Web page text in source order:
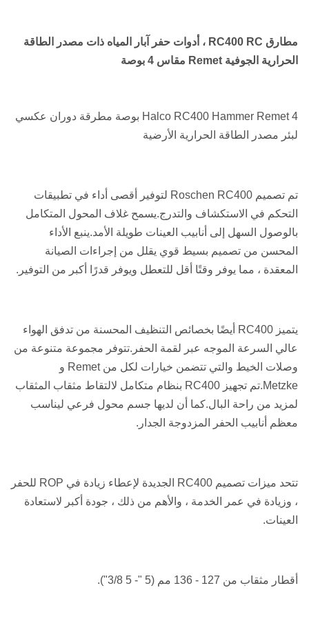
مطارق RC400 RC ، أدوات حفر آبار المياه ذات مصدر الطاقة
الحرارية الجوفية Remet مقاس 4 بوصة
Halco RC400 Hammer Remet 4 بوصة مطرقة دوران عكسي
لبئر مصدر الطاقة الحرارية الأرضية
تم تصميم Roschen RC400 لتوفير أقصى أداء في تطبيقات
التحكم في الاستكشاف والتدرج.يسمح غلاف المحول المتكامل
بالوصول السهل إلى أنابيب العينات طويلة الأمد.ينبع الأداء
المحسن من تصميم بسيط قوي يقلل من إجراءات الصيانة
المعقدة ، مما يوفر وقتًا أقل للتعطل ويوفر قدرًا أكبر من التوفير.
يتميز RC400 أيضًا بخصائص التنظيف المحسنة من تدفق الهواء
عالي السرعة الموجه عبر لقمة الحفر.تتوفر مجموعة متنوعة من
وصلات الخيط والتي تتضمن خيارات لكل من Remet و
Metzke.تم تجهيز RC400 بنظام متكامل لالتقاط مثقاب المثقاب
لمزيد من راحة البال.كما أن لديها جسم محول فرعي ليناسب
معظم أنابيب الحفر المزدوجة الجدار.
تتحد ميزات تصميم RC400 الجديدة لإعطاء زيادة في ROP للحفر
، وزيادة في عمر الخدمة ، والأهم من ذلك ، جودة أكبر لاستعادة
العينات.
أقطار مثقاب من 127 - 136 مم (5 "- 5 3/8").